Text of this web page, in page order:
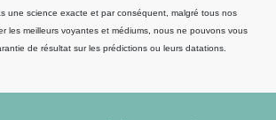
une science exacte et par conséquent, malgré tous nos
les meilleurs voyantes et médiums, nous ne pouvons vous
de résultat sur les prédictions ou leurs datations.